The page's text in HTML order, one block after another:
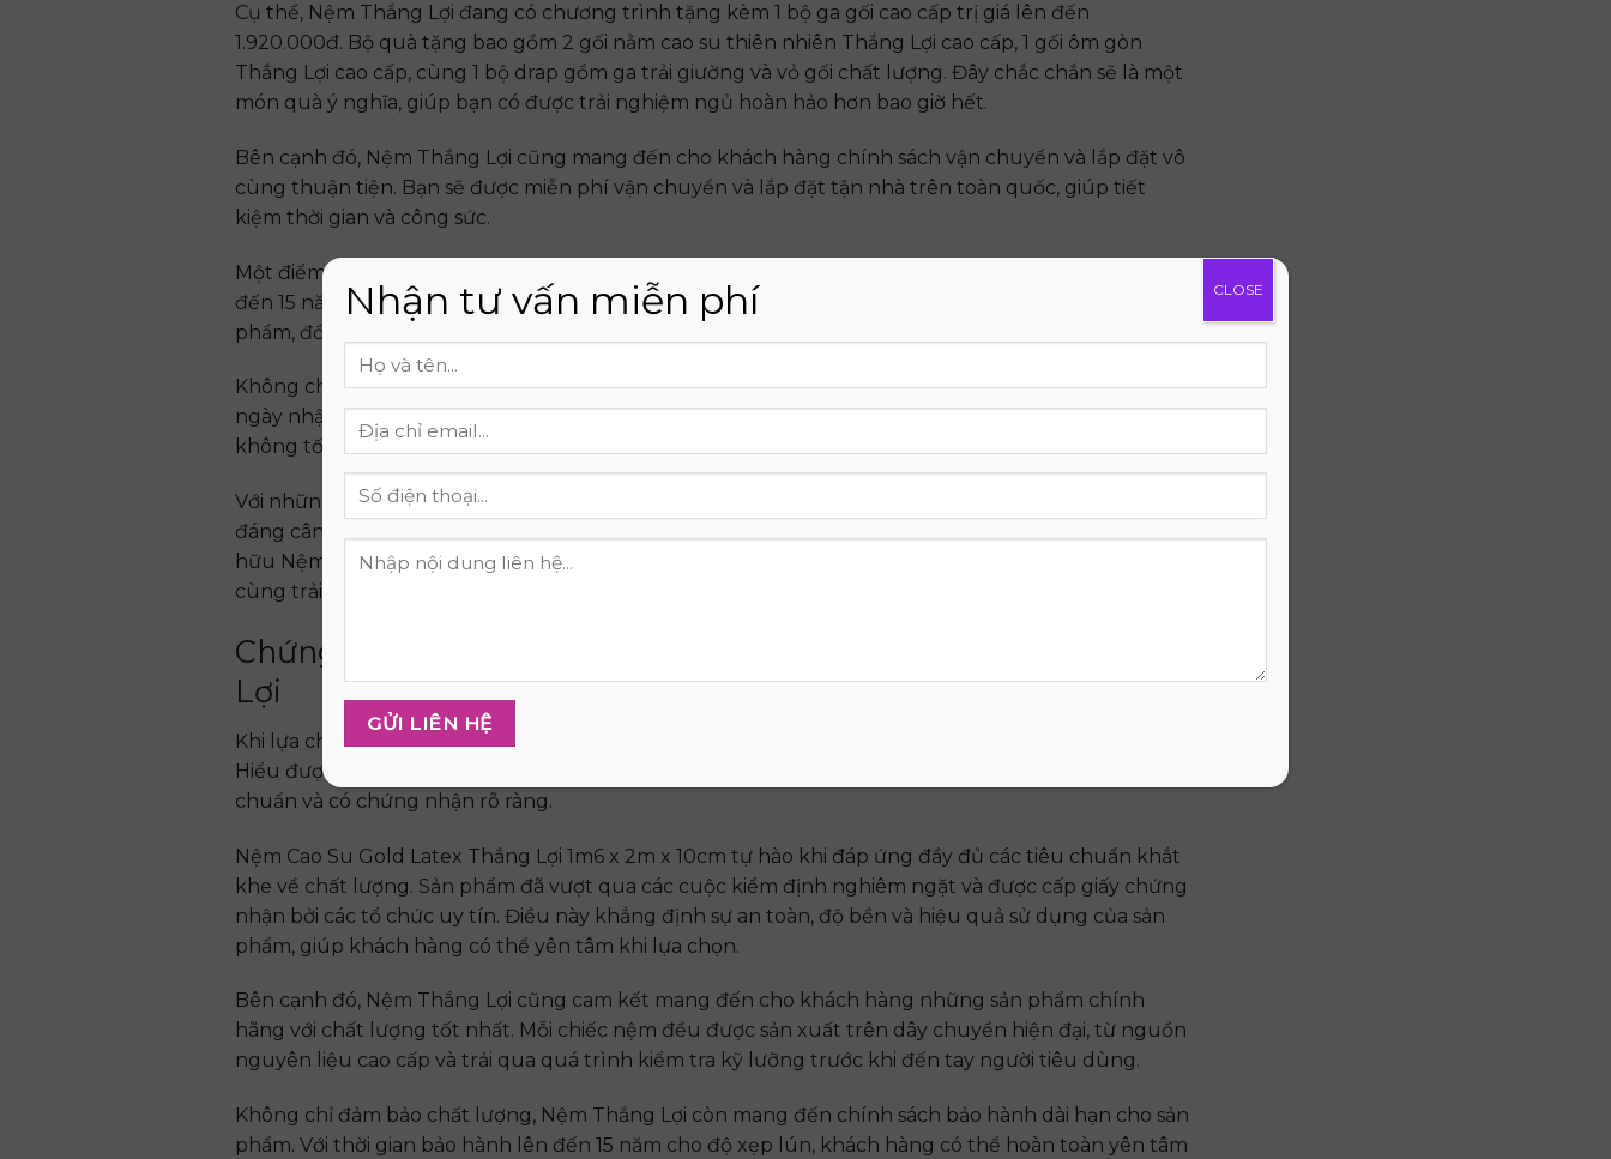
Cụ thể, Nệm Thắng Lợi đang có chương trình tặng kèm 1 bộ ga gối cao cấp trị giá lên đến
1.920.000đ. Bộ quà tặng bao gồm 2 gối nằm cao su thiên nhiên Thắng Lợi cao cấp, 1 gối ôm gòn
Thắng Lợi cao cấp, cùng 1 bộ drap gồm ga trải giường và vỏ gối chất lượng. Đây chắc chắn sẽ là một
món quà ý nghĩa, giúp bạn có được trải nghiệm ngủ hoàn hảo hơn bao giờ hết.
Bên cạnh đó, Nệm Thắng Lợi cũng mang đến cho khách hàng chính sách vận chuyển và lắp đặt vô
cùng thuận tiện. Bạn sẽ được miễn phí vận chuyển và lắp đặt tận nhà trên toàn quốc, giúp tiết
kiệm thời gian và công sức.
Một điểm cộng nữa của Nệm Cao Su Gold Latex Thắng Lợi 1m6 x 2m x 10cm là chế độ bảo hành lên
đến 15 năm cho độ xẹp lún. Điều này thể hiện sự tin tưởng của nhà sản xuất vào chất lượng sản
phẩm, đồng thời mang lại sự an tâm cho người sử dụng.
Không chỉ vậy, Nệm Thắng Lợi còn có chính sách đổi trả vô cùng linh hoạt. Trong vòng 7 ngày kể từ
ngày nhận hàng, nếu phát hiện lỗi do nhà sản xuất, bạn hoàn toàn có thể đổi trả sản phẩm mà
không tốn bất kỳ chi phí nào.
Với những chính sách bán hàng và khuyến mãi hấp dẫn này, Nệm Thắng Lợi thực sự là lựa chọn
đáng cân nhắc cho những ai đang tìm kiếm một chiếc nệm cao su chất lượng. Hãy nhanh tay sở
hữu Nệm Cao Su Gold Latex Thắng Lợi 1m6 x 2m x 10cm ngay hôm nay để tận hưởng ưu đãi lớn
cùng trải nghiệm ngủ tuyệt vời nhất!
Chứng Nhận Chất Lượng và Cam Kết Uy Tín từ Nệm Thắng
Lợi
Khi lựa chọn một chiếc nệm, niềm tin của khách hàng vào thương hiệu là điều vô cùng quan trọng.
Hiểu được điều này, Nệm Thắng Lợi luôn nỗ lực để mang đến những sản phẩm chất lượng, đạt tiêu
chuẩn và có chứng nhận rõ ràng.
Nệm Cao Su Gold Latex Thắng Lợi 1m6 x 2m x 10cm tự hào khi đáp ứng đầy đủ các tiêu chuẩn khắt
khe về chất lượng. Sản phẩm đã vượt qua các cuộc kiểm định nghiêm ngặt và được cấp giấy chứng
nhận bởi các tổ chức uy tín. Điều này khẳng định sự an toàn, độ bền và hiệu quả sử dụng của sản
phẩm, giúp khách hàng có thể yên tâm khi lựa chọn.
Bên cạnh đó, Nệm Thắng Lợi cũng cam kết mang đến cho khách hàng những sản phẩm chính
hãng với chất lượng tốt nhất. Mỗi chiếc nệm đều được sản xuất trên dây chuyền hiện đại, từ nguồn
nguyên liệu cao cấp và trải qua quá trình kiểm tra kỹ lưỡng trước khi đến tay người tiêu dùng.
Không chỉ đảm bảo chất lượng, Nệm Thắng Lợi còn mang đến chính sách bảo hành dài hạn cho sản
phẩm. Với thời gian bảo hành lên đến 15 năm cho độ xẹp lún, khách hàng có thể hoàn toàn yên tâm
Nhận tư vấn miễn phí CLOSE